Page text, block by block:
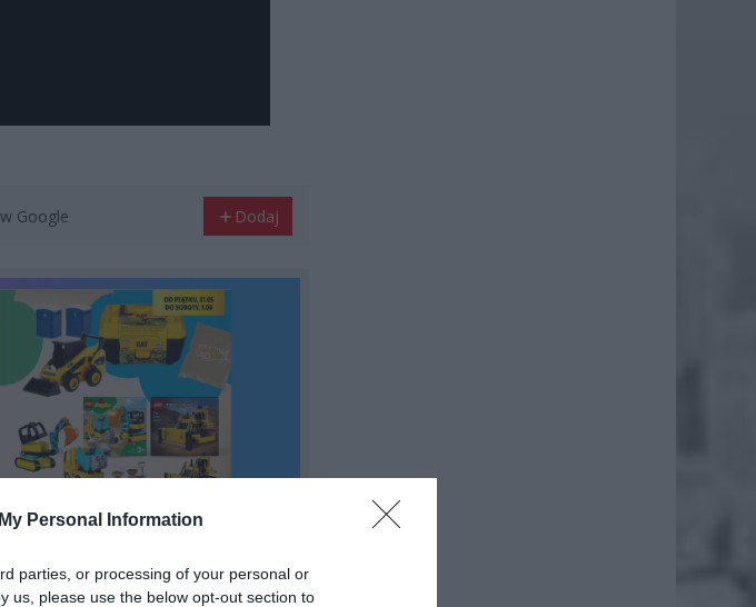
Personal Information
parties, or processing of your personal or
us, please use the below opt-out section to
Google Dodaj